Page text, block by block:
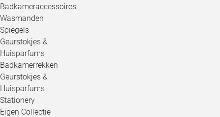
Badkameraccessoires
Wasmanden
Spiegels
Geurstokjes &
Huisparfums
Badkamerrekken
Geurstokjes &
Huisparfums
Stationery
Eigen Collectie